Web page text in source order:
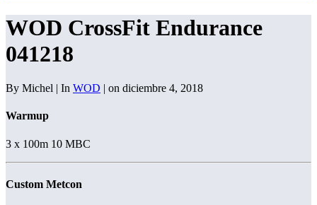
WOD CrossFit Endurance
041218
By Michel | In WOD | on diciembre 4, 2018
Warmup
3 x 100m 10 MBC
Custom Metcon